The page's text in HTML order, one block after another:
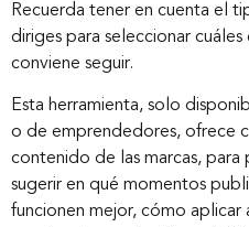
Recuerda tener en cuenta el
diriges para seleccionar cuáles
conviene seguir.
Esta herramienta, solo
o de emprendedores, ofrece
contenido de las marcas,
sugerir en qué momentos
funcionen mejor, cómo